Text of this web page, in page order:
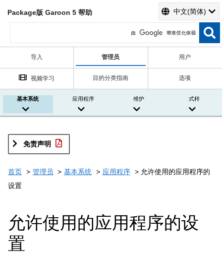
Package版 Garoon 5 帮助 中文(简体)
导入 管理员 用户
视频学习 目的分类指南 选项
基本系统 应用程序 维护 式样
免责声明
首页 管理员 基本系统 应用程序
允许使用的应用程序的
设置
允许使用的应用程序的设
置